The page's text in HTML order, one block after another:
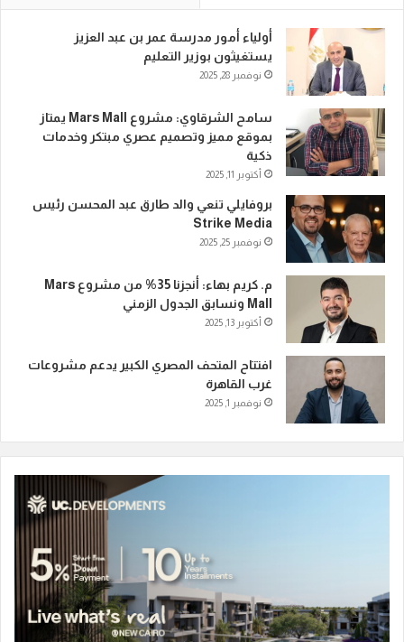
أولياء أمور مدرسة عمر بن عبد العزيز
يستغيثون بوزير التعليم
نوفمبر 28, 2025
سامح الشرقاوي: مشروع Mars Mall يمتاز
بموقع مميز وتصميم عصري مبتكر وخدمات
ذكية
أكتوبر 11, 2025
بروفايلي تنعي والد طارق عبد المحسن رئيس
Strike Media
نوفمبر 25, 2025
م. كريم بهاء: أنجزنا 35% من مشروع Mars
Mall ونسابق الجدول الزمني
أكتوبر 13, 2025
افتتاح المتحف المصري الكبير يدعم مشروعات
غرب القاهرة
نوفمبر 1, 2025